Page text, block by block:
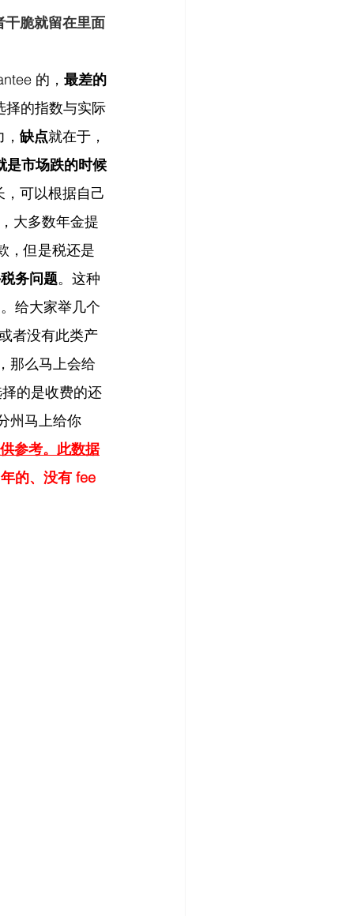
干脆就留在里面
的， 最差的
择的指数与实际
缺点就在于，
是市场跌的时候
可以根据自己
大多数年金提
，但是税还是
务问题。这种
给大家举几个
者没有此类产
那么马上会给
的是收费的还
州马上给你
参考。此数据
的、没有 fee